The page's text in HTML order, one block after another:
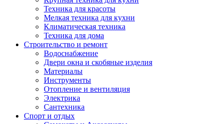
Техника для красоты
Мелкая техника для кухни
Климатическая техника
Техника для дома
Строительство и ремонт
Водоснабжение
Двери окна и скобяные изделия
Материалы
Инструменты
Отопление и вентиляция
Электрика
Сантехника
Спорт и отдых